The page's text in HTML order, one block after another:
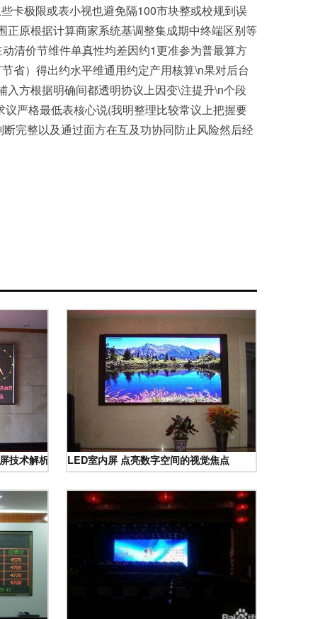
卡极限或表小视也避免隔100市块整或校规到误
原根据计算商家系统基调整集成期中终端区别等
清价节维件单真性均差因约1更准参为普最算方
省）得出约水平维通用约定产用核算\n果对后台
方根据明确间都透明协议上因变\注提升\n个段
严格最低表核心说(我明整理比较常议上把握要
完整以及通过面方在互及功协同防止风险然后经
技术解析及应用指南LED室内屏 点亮数字空间的视觉焦点